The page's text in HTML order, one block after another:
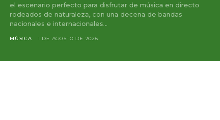
el escenario perfecto para disfrutar de música en directo
rodeados de naturaleza, con una decena de bandas
nacionales e internacionales...
MÚSICA 1 DE AGOSTO DE 2026